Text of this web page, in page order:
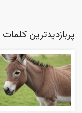
پربازدیدترین